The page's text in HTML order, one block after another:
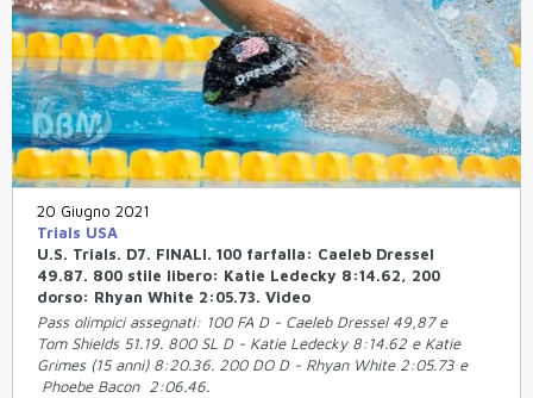
20 Giugno 2021
Trials USA
U.S. Trials. D7. FINALI. 100 farfalla: Caeleb Dressel
49.87. 800 stile libero: Katie Ledecky 8:14.62, 200
dorso: Rhyan White 2:05.73. Video
Pass olimpici assegnati: 100 FA D - Caeleb Dressel 49,87 e
Tom Shields 51.19. 800 SL D - Katie Ledecky 8:14.62 e Katie
Grimes (15 anni) 8:20.36. 200 DO D - Rhyan White 2:05.73 e
Phoebe Bacon 2:06.46.